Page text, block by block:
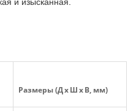
Размеры (Д x Ш x В, мм)